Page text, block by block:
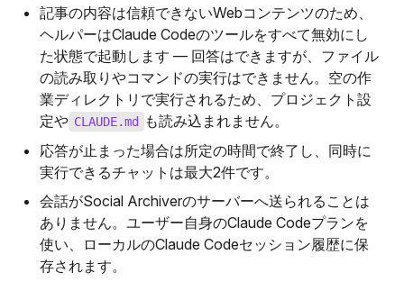
記事の内容は信頼できないWebコンテンツのため、
ヘルパーはClaude Codeのツールをすべて無効にし
た状態で起動します — 回答はできますが、ファイル
の読み取りやコマンドの実行はできません。空の作
業ディレクトリで実行されるため、プロジェクト設
定や CLAUDE.md
も読み込まれません。
応答が止まった場合は所定の時間で終了し、同時に
実行できるチャットは最大2件です。
会話がSocial Archiverのサーバーへ送られることは
ありません。ユーザー自身のClaude Codeプランを
使い、ローカルのClaude Codeセッション履歴に保
存されます。